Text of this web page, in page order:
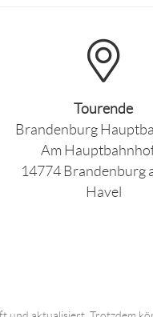
Tourende
Brandenburg
Am
14774 Brandenburg
Havel